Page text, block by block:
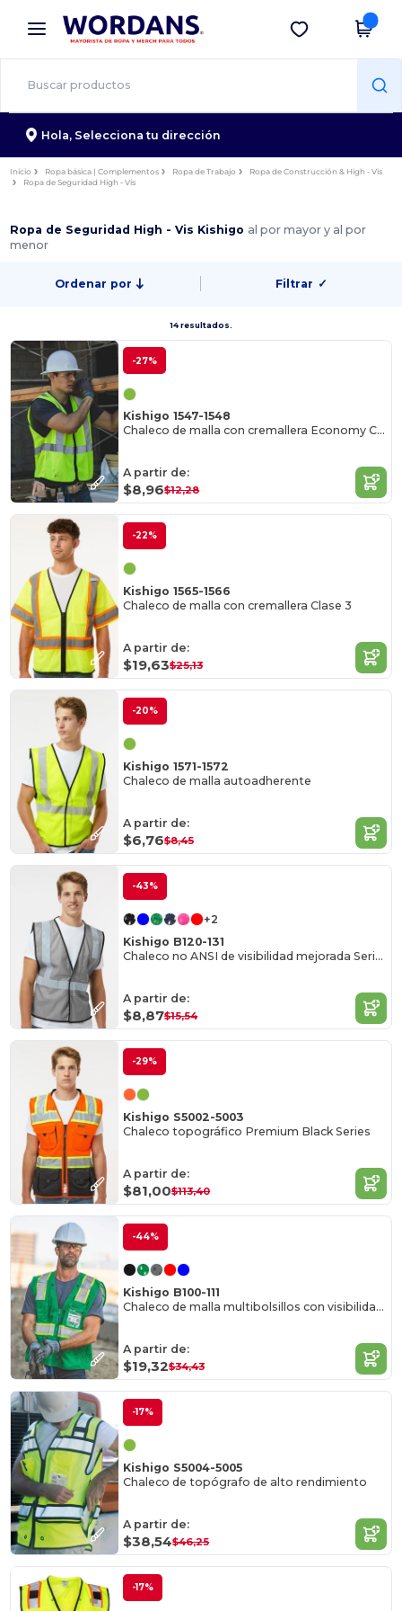
× App de Wordans
¡Mejores precios en app!
Descargar app
Hola, Selecciona tu dirección
Inicio Ropa básica | Complementos Ropa de Trabajo
Ropa de Construcción & High - Vis
Ropa de Seguridad High - Vis
Ropa de Seguridad High - Vis Kishigo al por mayor y al por
menor
Ordenar por Filtrar ✓
14 resultados.
-27%
Kishigo 1547-1548
Chaleco de malla con cremallera Economy Clase 2
A partir de:
$8,96$12,28
-22%
Kishigo 1565-1566
Chaleco de malla con cremallera Clase 3
A partir de:
$19,63$25,13
-20%
Kishigo 1571-1572
Chaleco de malla autoadherente
A partir de:
$6,76$8,45
-43%
+2
Kishigo B120-131
Chaleco no ANSI de visibilidad mejorada Serie EV
A partir de:
$8,87$15,54
-29%
Kishigo S5002-5003
Chaleco topográfico Premium Black Series
A partir de:
$81,00$113,40
-44%
Kishigo B100-111
Chaleco de malla multibolsillos con visibilidad mejorada Serie EV
A partir de:
$19,32$34,43
-17%
Kishigo S5004-5005
Chaleco de topógrafo de alto rendimiento
A partir de:
$38,54$46,25
-17%